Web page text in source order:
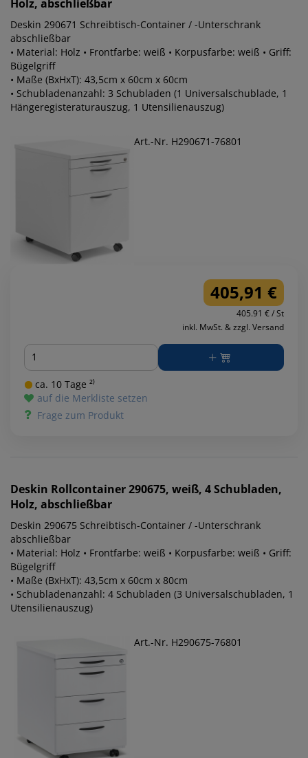
Holz, abschließbar
Deskin 290671 Schreibtisch-Container / -Unterschrank
abschließbar
• Material: Holz • Frontfarbe: weiß • Korpusfarbe: weiß • Griff:
Bügelgriff
• Maße (BxHxT): 43,5cm x 60cm x 60cm
• Schubladenanzahl: 3 Schubladen (1 Universalschublade, 1
Hängeregisteraturauszug, 1 Utensilienauszug)
Art.-Nr. H290671-76801
405,91 €
405.91 € / St
inkl. MwSt. & zzgl. Versand
Menge
ca. 10 Tage ²⁾
auf die Merkliste setzen
Frage zum Produkt
Deskin Rollcontainer 290675, weiß, 4 Schubladen,
Holz, abschließbar
Deskin 290675 Schreibtisch-Container / -Unterschrank
abschließbar
• Material: Holz • Frontfarbe: weiß • Korpusfarbe: weiß • Griff:
Bügelgriff
• Maße (BxHxT): 43,5cm x 60cm x 80cm
• Schubladenanzahl: 4 Schubladen (3 Universalschubladen, 1
Utensilienauszug)
Art.-Nr. H290675-76801